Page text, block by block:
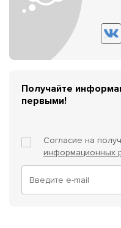
Получайте
первыми!
Согласие на
информационных